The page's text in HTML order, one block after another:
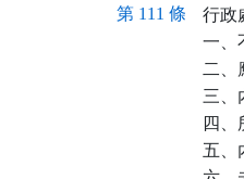
第 111 條
行政
一、
二、
三、
四、
五、